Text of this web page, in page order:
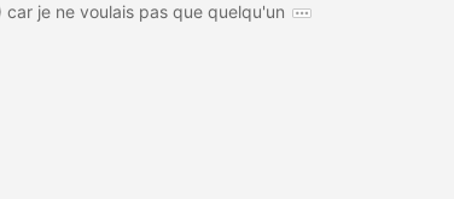
je ne voulais pas que quelqu'un